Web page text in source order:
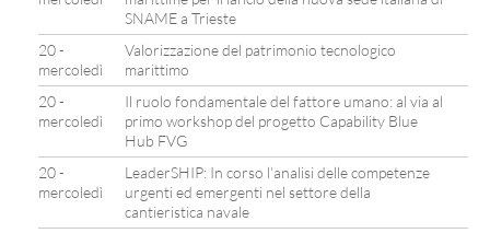
SNAME a Trieste
20 -
mercoledì
Valorizzazione del patrimonio tecnologico
marittimo
20 -
mercoledì
Il ruolo fondamentale del fattore umano: al via al
primo workshop del progetto Capability Blue
Hub FVG
20 -
mercoledì
LeaderSHIP: In corso l’analisi delle competenze
urgenti ed emergenti nel settore della
cantieristica navale